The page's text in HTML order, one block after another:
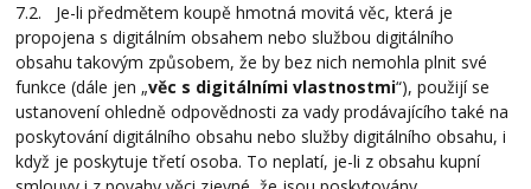
7.2. Je-li předmětem koupě hmotná movitá věc, která je
propojena s digitálním obsahem nebo službou digitálního
obsahu takovým způsobem, že by bez nich nemohla plnit své
funkce (dále jen „věc s digitálními vlastnostmi“), použijí se
ustanovení ohledně odpovědnosti za vady prodávajícího také na
poskytování digitálního obsahu nebo služby digitálního obsahu, i
když je poskytuje třetí osoba. To neplatí, je-li z obsahu kupní